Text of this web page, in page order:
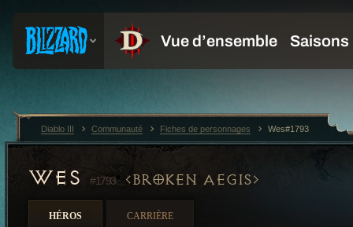
WES #1793 BROKEN AEGIS
HÉROS CARRIÈRE
Diablo III Communauté Fiches de personnages Wes#1793